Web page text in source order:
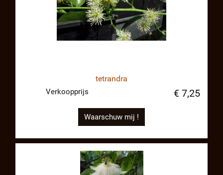
tetrandra
Verkoopprijs € 7,25
Waarschuw mij !